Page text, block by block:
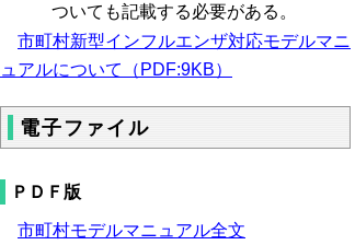
ついても記載する必要がある。
市町村新型インフルエンザ対応モデルマニ
ュアルについて（PDF:9KB）
電子ファイル
ＰＤＦ版
市町村モデルマニュアル全文